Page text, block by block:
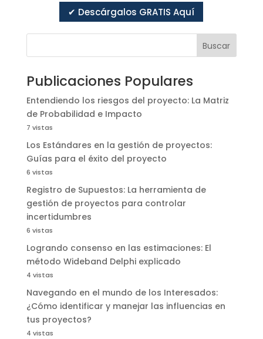
✔ Descárgalos GRATIS Aquí
Buscar
Publicaciones Populares
Entendiendo los riesgos del proyecto: La Matriz
de Probabilidad e Impacto
7 vistas
Los Estándares en la gestión de proyectos:
Guías para el éxito del proyecto
6 vistas
Registro de Supuestos: La herramienta de
gestión de proyectos para controlar
incertidumbres
6 vistas
Logrando consenso en las estimaciones: El
método Wideband Delphi explicado
4 vistas
Navegando en el mundo de los Interesados:
¿Cómo identificar y manejar las influencias en
tus proyectos?
4 vistas